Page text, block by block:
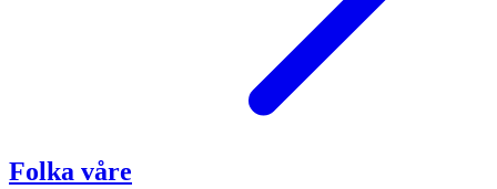
Folka våre